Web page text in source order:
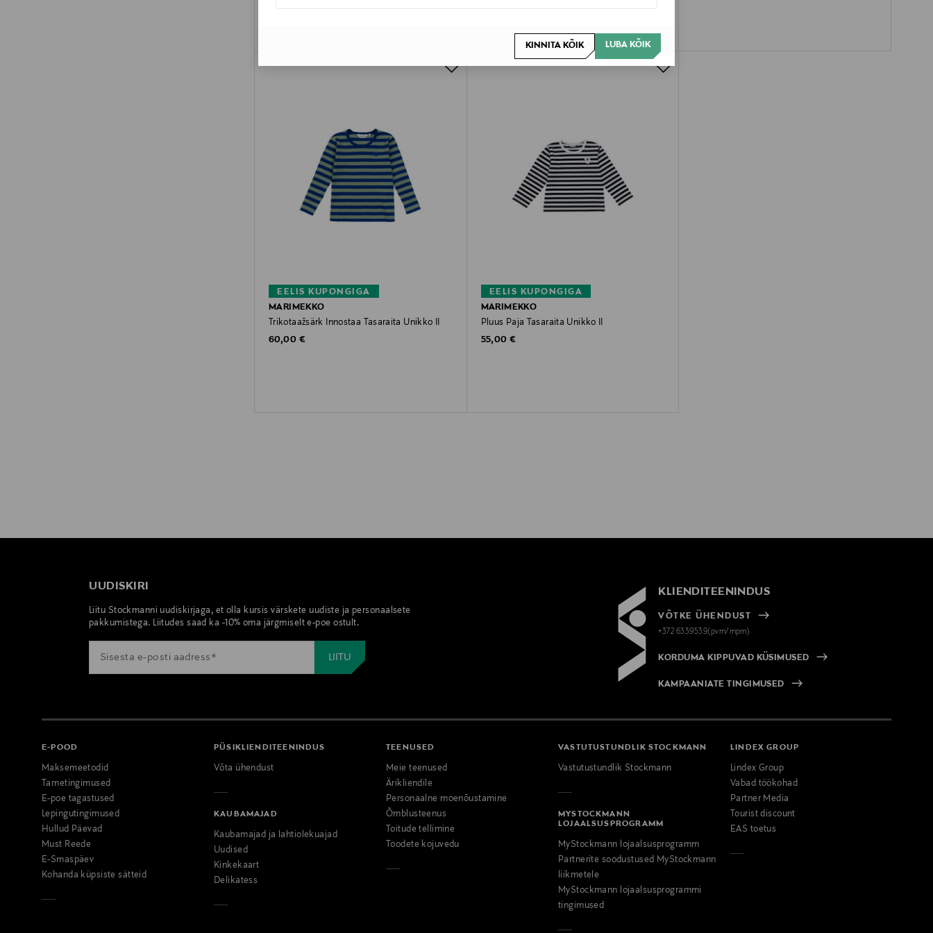
KINNITA KÕIK LUBA KÕIK
EELIS KUPONGIGA
MARIMEKKO
Trikotaažsärk Innostaa Tasaraita Unikko II
Original Price
60,00 €
EELIS KUPONGIGA
MARIMEKKO
Pluus Paja Tasaraita Unikko II
Original Price
55,00 €
UUDISKIRI
Liitu Stockmanni uudiskirjaga, et olla kursis värskete uudiste ja personaalsete
pakkumistega. Liitudes saad ka -10% oma järgmiselt e-poe ostult.
KLIENDITEENINDUS
VÕTKE ÜHENDUST
+372 6339539(pvm/mpm)
KORDUMA KIPPUVAD KÜSIMUSED
KAMPAANIATE TINGIMUSED
E-POOD
Maksemeetodid
Tarnetingimused
E-poe tagastused
Lepingutingimused
Hullud Päevad
Must Reede
E-Smaspäev
Kohanda küpsiste sätteid
PÜSIKLIENDITEENINDUS
Võta ühendust
KAUBAMAJAD
Kaubamajad ja lahtiolekuajad
Uudised
Kinkekaart
Delikatess
TEENUSED
Meie teenused
Ärikliendile
Personaalne moenõustamine
Õmblusteenus
Toitude tellimine
Toodete kojuvedu
VASTUTUSTUNDLIK STOCKMANN
Vastutustundlik Stockmann
MYSTOCKMANN
LOJAALSUSPROGRAMM
MyStockmann lojaalsusprogramm
Partnerite soodustused MyStockmann
liikmetele
MyStockmann lojaalsusprogrammi
tingimused
LINDEX GROUP
Lindex Group
Vabad töökohad
Partner Media
Tourist discount
EAS toetus